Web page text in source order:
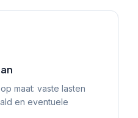
maat: vaste lasten
en eventuele